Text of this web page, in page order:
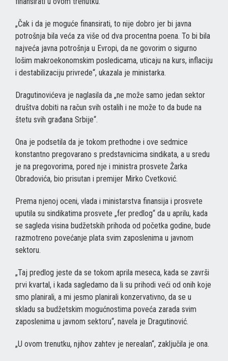
„Čak i da je moguće finansirati, to nije dobro jer bi javna
potrošnja bila veća za više od dva procentna poena. To bi bila
najveća javna potrošnja u Evropi, da ne govorim o sigurno
lošim makroekonomskim posledicama, uticaju na kurs, inflaciju
i destabilizaciju privrede“, ukazala je ministarka.
Dragutinovićeva je naglasila da „ne može samo jedan sektor
društva dobiti na račun svih ostalih i ne može to da bude na
štetu svih građana Srbije“.
Ona je podsetila da je tokom prethodne i ove sedmice
konstantno pregovarano s predstavnicima sindikata, a u sredu
je na pregovorima, pored nje i ministra prosvete Žarka
Obradovića, bio prisutan i premijer Mirko Cvetković.
Prema njenoj oceni, vlada i ministarstva finansija i prosvete
uputila su sindikatima prosvete „fer predlog“ da u aprilu, kada
se sagleda visina budžetskih prihoda od početka godine, bude
razmotreno povećanje plata svim zaposlenima u javnom
sektoru.
„Taj predlog jeste da se tokom aprila meseca, kada se završi
prvi kvartal, i kada sagledamo da li su prihodi veći od onih koje
smo planirali, a mi jesmo planirali konzervativno, da se u
skladu sa budžetskim mogućnostima poveća zarada svim
zaposlenima u javnom sektoru“, navela je Dragutinović.
„U ovom trenutku, njihov zahtev je nerealan“, zaključila je ona.